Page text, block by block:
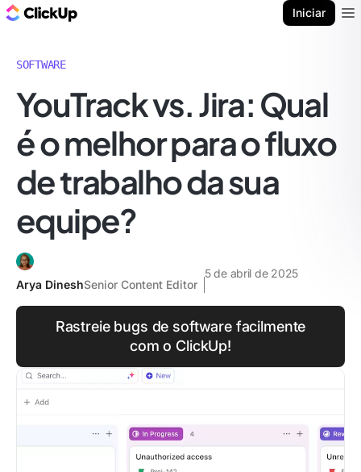
Iniciar
SOFTWARE
YouTrack vs. Jira: Qual
é o melhor para o fluxo
de trabalho da sua
equipe?
Arya DineshSenior Content Editor
5 de abril de 2025
Rastreie bugs de software facilmente
com o ClickUp!